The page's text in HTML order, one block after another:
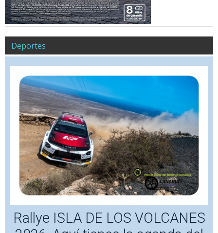
Deportes
Rallye ISLA DE LOS VOLCANES